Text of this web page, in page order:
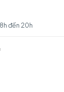
đến 20h